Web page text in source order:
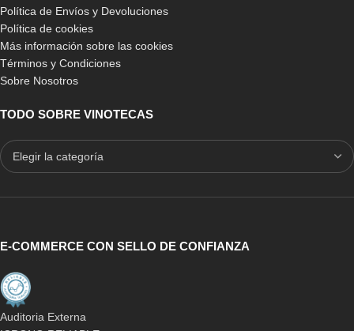
Política de Envíos y Devoluciones
Política de cookies
Más información sobre las cookies
Términos y Condiciones
Sobre Nosotros
TODO SOBRE VINOTECAS
E-COMMERCE CON SELLO DE CONFIANZA
Auditoria Externa